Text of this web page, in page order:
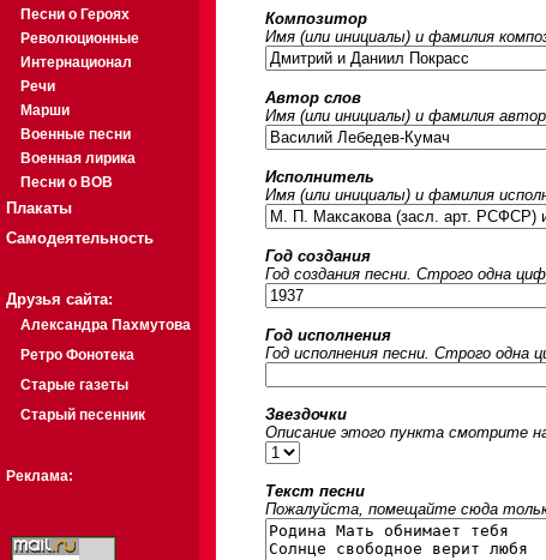
Песни о Героях
Революционные
Интернационал
Речи
Марши
Военные песни
Военная лирика
Песни о ВОВ
Плакаты
Самодеятельность
Друзья сайта:
Александра Пахмутова
Ретро Фонотека
Старые газеты
Старый песенник
Реклама:
Композитор
Имя (или инициалы) и фамилия
Автор слов
Имя (или инициалы) и фамилия
Исполнитель
Имя (или инициалы) и фамилия
Год создания
Год создания песни. Строго одна
Год исполнения
Год исполнения песни. Строго одна
Звездочки
Описание этого пункта смотрите
Текст песни
Пожалуйста, помещайте сюда